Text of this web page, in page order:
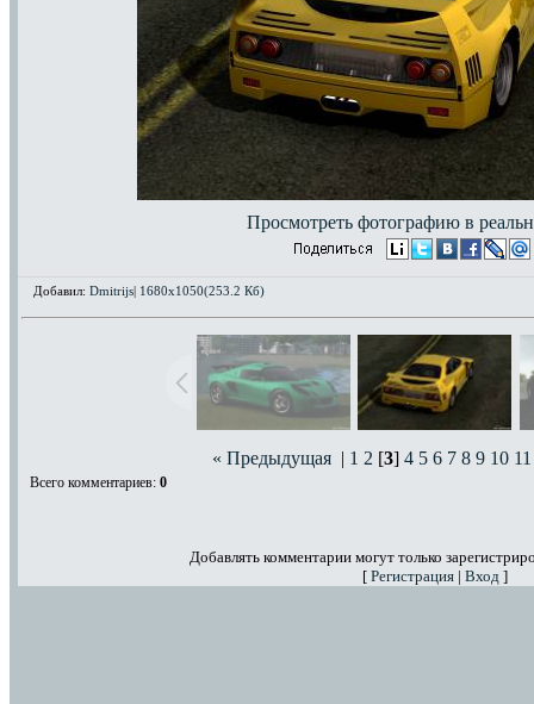
Просмотреть фотографию в
Добавил: Dmitrijs| 1680x1050(253.2 Кб)
« Предыдущая| 1 2 [3] 4 5 6 7 8 9 10 11
Всего комментариев: 0
Добавлять комментарии могут только
[ Регистрация | Вход ]